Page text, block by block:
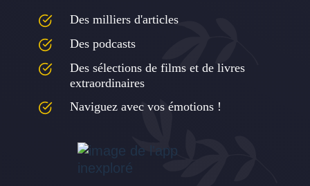
Des milliers d'articles
Des podcasts
Des sélections de films et de livres
extraordinaires
Naviguez avec vos émotions !